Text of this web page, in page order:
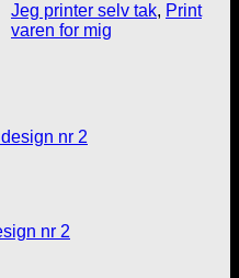
Jeg printer selv tak, Print
varen for mig
nr 2